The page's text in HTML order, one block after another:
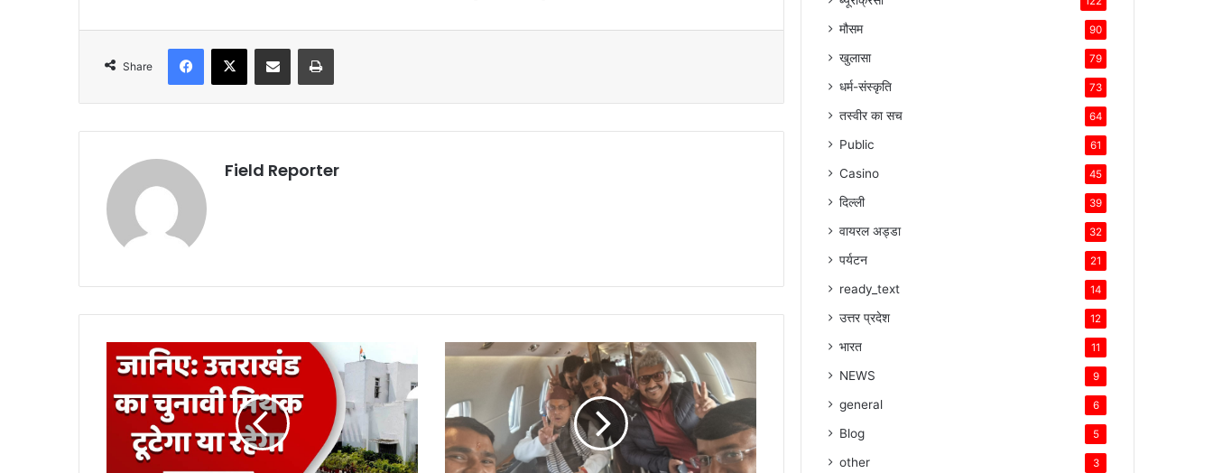
Share
Facebook
X Share via Email Print
Field Reporter
सबकी
नजरें
‘मिथकों’
अकेले
ही
संभाला
मोर्चा
मौसम 90
खुलासा 79
धर्म-संस्कृति 73
तस्वीर का सच 64
Public 61
Casino 45
दिल्ली 39
वायरल अड्डा 32
पर्यटन 21
ready_text 14
उत्तर प्रदेश 12
भारत 11
NEWS 9
general 6
Blog 5
other 3